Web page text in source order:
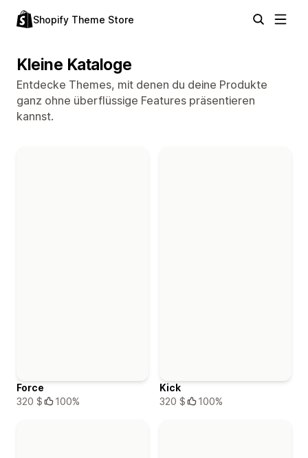
Shopify Theme Store
Kleine Kataloge
Entdecke Themes, mit denen du deine Produkte
ganz ohne überflüssige Features präsentieren
kannst.
Force
320 $
100%
Kick
320 $
100%